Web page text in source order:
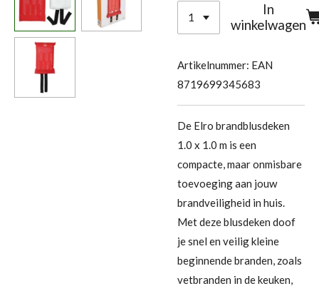
In
winkelwagen
Artikelnummer: EAN
8719699345683
De Elro brandblusdeken
1.0 x 1.0 m is een
compacte, maar onmisbare
toevoeging aan jouw
brandveiligheid in huis.
Met deze blusdeken doof
je snel en veilig kleine
beginnende branden, zoals
vetbranden in de keuken,